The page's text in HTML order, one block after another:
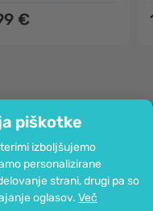
piškotke
izboljšujemo
personalizirane
strani, drugi pa so
oglasov. Več
€